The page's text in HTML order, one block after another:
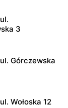
3
Górczewska
Wołoska 12